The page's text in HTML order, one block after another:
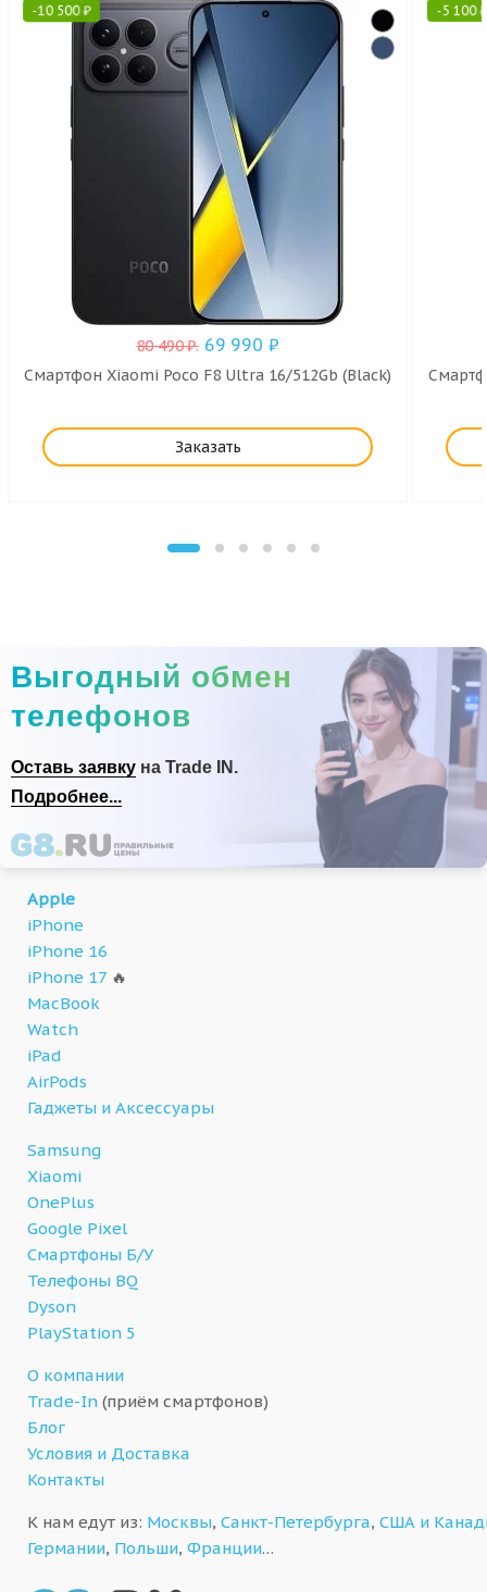
-10 500₽
80 490₽. 69 990 ₽
Смартфон Xiaomi Poco F8 Ultra 16/512Gb (Black)
Заказать
-5 100
Выгодный обмен
телефонов
Оставь заявку на Trade IN.
Подробнее...
Apple
iPhone
iPhone 16
iPhone 17 🔥
MacBook
Watch
iPad
AirPods
Гаджеты и Аксессуары
Samsung
Xiaomi
OnePlus
Google Pixel
Смартфоны Б/У
Телефоны BQ
Dyson
PlayStation 5
О компании
Trade-In (приём смартфонов)
Блог
Условия и Доставка
Контакты
К нам едут из: Москвы, Санкт-Петербурга, США и
Германии, Польши, Франции…